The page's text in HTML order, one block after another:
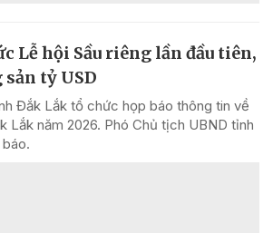
Lễ hội Sầu riêng lần đầu tiên,
sản tỷ USD
Đắk Lắk tổ chức họp báo thông tin về
Lắk năm 2026. Phó Chủ tịch UBND tỉnh